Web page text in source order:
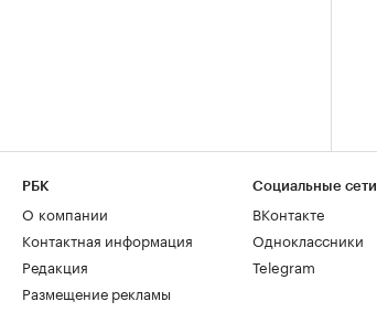
РБК
О компании
Контактная информация
Редакция
Размещение рекламы
Социальные сети
ВКонтакте
Одноклассники
Telegram